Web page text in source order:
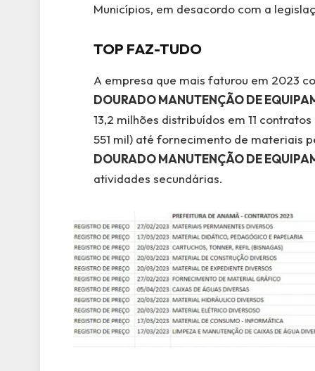
Municípios, em desacordo com a
TOP FAZ-TUDO
A empresa que mais faturou em 2023
DOURADO MANUTENÇÃO DE
13,2 milhões distribuídos em 11
551 mil) até fornecimento de materiais
DOURADO MANUTENÇÃO DE
atividades secundárias.